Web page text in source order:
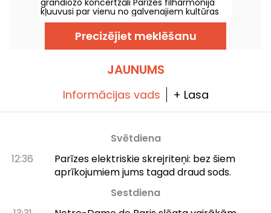
kļuuvusi par vienu no galvenajiem kultūras
simboliem galvaspilsētā. Aiz drosmīgās
arhitektūras slēpjas iespaidīgi tehniskie
risinājumi, jumta terase ar skatu uz Parīzi un
kulises, ko varat iepazīt gida vadītās
Precizējiet meklēšanu
JAUNUMS
Informācijas vads + Lasa
Svētdiena
12:36
Parīzes elektriskie skrejriteņi: bez šiem
aprīkojumiem jums tagad draud sods.
Sestdiena